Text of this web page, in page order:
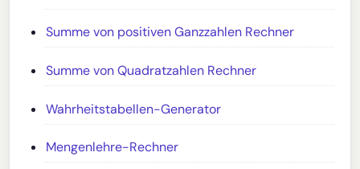
Summe von positiven Ganzzahlen Rechner
Summe von Quadratzahlen Rechner
Wahrheitstabellen-Generator
Mengenlehre-Rechner